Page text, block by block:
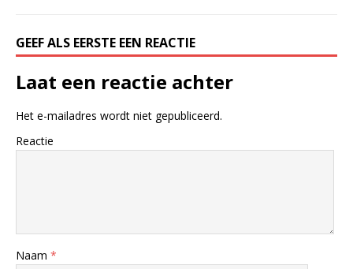
GEEF ALS EERSTE EEN REACTIE
Laat een reactie achter
Het e-mailadres wordt niet gepubliceerd.
Reactie
Naam *